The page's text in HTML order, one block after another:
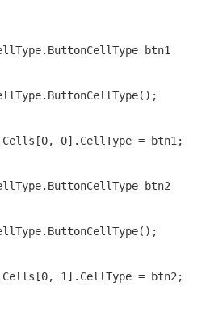
btn1
0].CellType = btn1;
btn2